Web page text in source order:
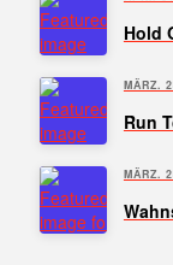
Hold
MÄRZ.
Run
MÄRZ.